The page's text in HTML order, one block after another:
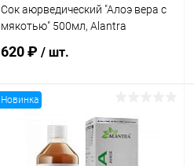
Сок аюрведический "Алоэ вера с
мякотью" 500мл, Alantra
620 ₽ / шт.
В корзину
Купить в 1 клик
Новинка